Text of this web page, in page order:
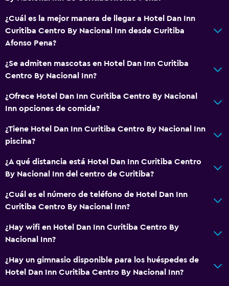
¿Cuál es la mejor manera de llegar a Hotel Dan Inn
Curitiba Centro By Nacional Inn desde Curitiba
Afonso Pena?
¿Se admiten mascotas en Hotel Dan Inn Curitiba
Centro By Nacional Inn?
¿Ofrece Hotel Dan Inn Curitiba Centro By Nacional
Inn opciones de comida?
¿Tiene Hotel Dan Inn Curitiba Centro By Nacional Inn
piscina?
¿A qué distancia está Hotel Dan Inn Curitiba Centro
By Nacional Inn del centro de Curitiba?
¿Cuál es el número de teléfono de Hotel Dan Inn
Curitiba Centro By Nacional Inn?
¿Hay wifi en Hotel Dan Inn Curitiba Centro By
Nacional Inn?
¿Hay un gimnasio disponible para los huéspedes de
Hotel Dan Inn Curitiba Centro By Nacional Inn?